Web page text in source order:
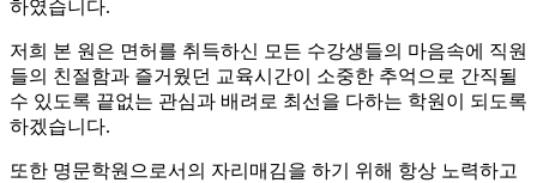
하였습니다.
저희 본 원은 면허를 취득하신 모든 수강생들의 마음속에 직원
들의 친절함과 즐거웠던 교육시간이 소중한 추억으로 간직될
수 있도록 끝없는 관심과 배려로 최선을 다하는 학원이 되도록
하겠습니다.
또한 명문학원으로서의 자리매김을 하기 위해 항상 노력하고